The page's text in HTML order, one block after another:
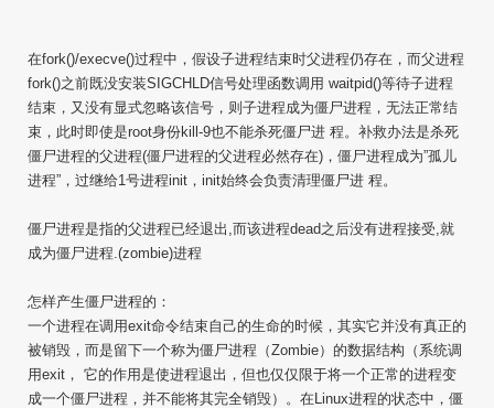
在fork()/execve()过程中，假设子进程结束时父进程仍存在，而父进程
fork()之前既没安装SIGCHLD信号处理函数调用 waitpid()等待子进程
结束，又没有显式忽略该信号，则子进程成为僵尸进程，无法正常结
束，此时即使是root身份kill-9也不能杀死僵尸进 程。补救办法是杀死
僵尸进程的父进程(僵尸进程的父进程必然存在)，僵尸进程成为”孤儿
进程”，过继给1号进程init，init始终会负责清理僵尸进 程。
僵尸进程是指的父进程已经退出,而该进程dead之后没有进程接受,就
成为僵尸进程.(zombie)进程
怎样产生僵尸进程的：
一个进程在调用exit命令结束自己的生命的时候，其实它并没有真正的
被销毁，而是留下一个称为僵尸进程（Zombie）的数据结构（系统调
用exit， 它的作用是使进程退出，但也仅仅限于将一个正常的进程变
成一个僵尸进程，并不能将其完全销毁）。在Linux进程的状态中，僵